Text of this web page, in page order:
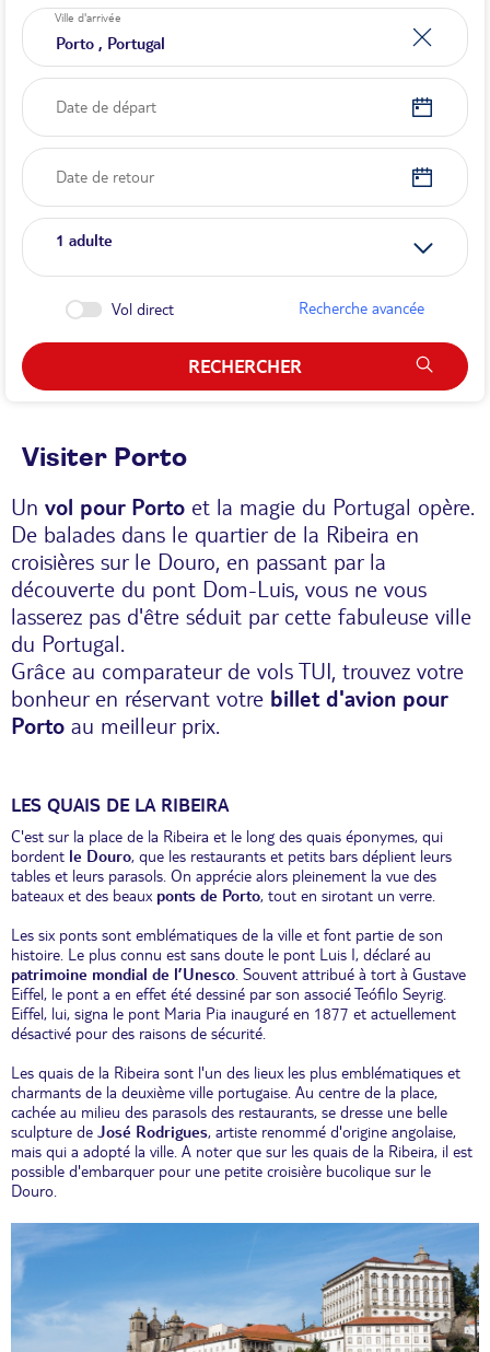
Ville d'arrivée
Date de départ
Date de retour
1 adulte
Vol direct Recherche avancée
RECHERCHER
Visiter Porto
Un vol pour Porto et la magie du Portugal opère.
De balades dans le quartier de la Ribeira en
croisières sur le Douro, en passant par la
découverte du pont Dom-Luis, vous ne vous
lasserez pas d'être séduit par cette fabuleuse ville
du Portugal.
Grâce au comparateur de vols TUI, trouvez votre
bonheur en réservant votre billet d'avion pour
Porto au meilleur prix.
LES QUAIS DE LA RIBEIRA
C'est sur la place de la Ribeira et le long des quais éponymes, qui
bordent le Douro, que les restaurants et petits bars déplient leurs
tables et leurs parasols. On apprécie alors pleinement la vue des
bateaux et des beaux ponts de Porto, tout en sirotant un verre.
Les six ponts sont emblématiques de la ville et font partie de son
histoire. Le plus connu est sans doute le pont Luis I, déclaré au
patrimoine mondial de l’Unesco. Souvent attribué à tort à Gustave
Eiffel, le pont a en effet été dessiné par son associé Teófilo Seyrig.
Eiffel, lui, signa le pont Maria Pia inauguré en 1877 et actuellement
désactivé pour des raisons de sécurité.
Les quais de la Ribeira sont l'un des lieux les plus emblématiques et
charmants de la deuxième ville portugaise. Au centre de la place,
cachée au milieu des parasols des restaurants, se dresse une belle
sculpture de José Rodrigues, artiste renommé d'origine angolaise,
mais qui a adopté la ville. A noter que sur les quais de la Ribeira, il est
possible d'embarquer pour une petite croisière bucolique sur le
Douro.